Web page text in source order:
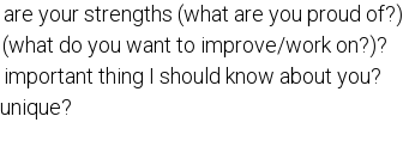
your strengths (what are you proud of?)
do you want to improve/work on?)?
thing I should know about you?